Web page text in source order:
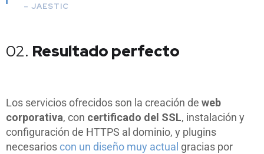
– JAESTIC
02. Resultado perfecto
Los servicios ofrecidos son la creación de web
corporativa, con certificado del SSL, instalación y
configuración de HTTPS al dominio, y plugins
necesarioscon un diseño muy actual gracias por